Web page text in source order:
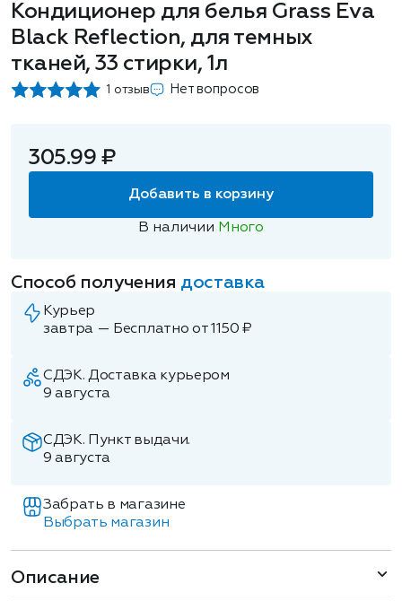
Кондиционер для белья Grass Eva
Black Reflection, для темных
тканей, 33 стирки, 1л
1 отзыв Нет вопросов
305.99 ₽
Добавить в корзину
В наличии Много
Способ получения доставка
Курьер
завтра — Бесплатно от 1150 ₽
СДЭК. Доставка курьером
9 августа
СДЭК. Пункт выдачи.
9 августа
Забрать в магазине
Выбрать магазин
Описание